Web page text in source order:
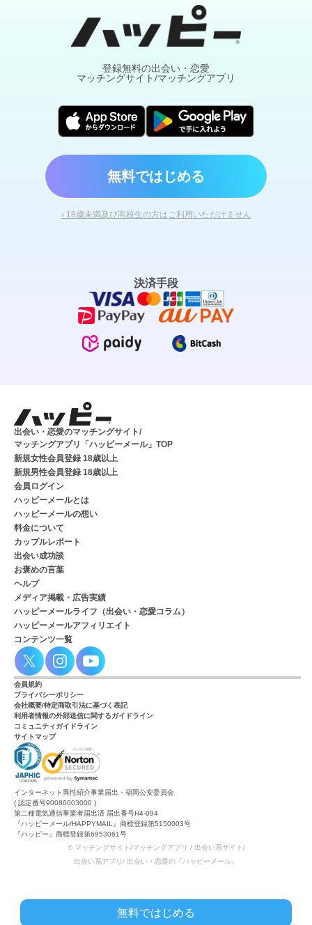
登録無料の出会い・恋愛
マッチングサイト/マッチングアプリ
無料ではじめる
› 18歳未満及び高校生の方はご利用いただけません
決済手段
出会い・恋愛のマッチングサイト/
マッチングアプリ「ハッピーメール」TOP
新規女性会員登録 18歳以上
新規男性会員登録 18歳以上
会員ログイン
ハッピーメールとは
ハッピーメールの想い
料金について
カップルレポート
出会い成功談
お褒めの言葉
ヘルプ
メディア掲載・広告実績
ハッピーメールライフ（出会い・恋愛コラム）
ハッピーメールアフィリエイト
コンテンツ一覧
会員規約
プライバシーポリシー
会社概要/特定商取引法に基づく表記
利用者情報の外部送信に関するガイドライン
コミュニティガイドライン
サイトマップ
インターネット異性紹介事業届出・福岡公安委員会
( 認定番号90080003000 )
第二種電気通信事業者届出済 届出番号H4-094
『ハッピーメール/HAPPYMAIL』商標登録第5150003号
『ハッピー』商標登録第6953061号
© マッチングサイト/マッチングアプリ / 出会い系サイト/
出会い系アプリ/ 出会い・恋愛の『ハッピーメール』
無料ではじめる